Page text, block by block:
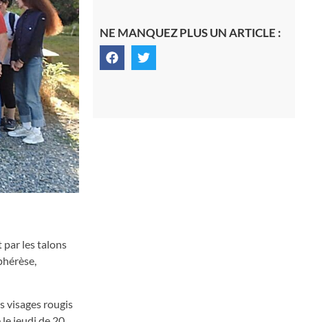
par les talons
visages rougis
NE MANQUEZ PLUS UN ARTICLE :